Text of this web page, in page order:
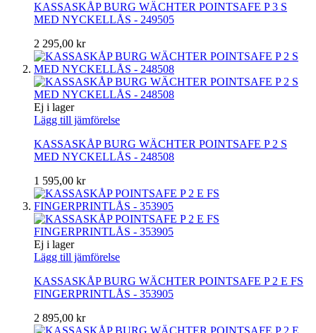
KASSASKÅP BURG WÄCHTER POINTSAFE P 3 S
MED NYCKELLÅS - 249505
2 295,00 kr
Ej i lager
Lägg till jämförelse
KASSASKÅP BURG WÄCHTER POINTSAFE P 2 S
MED NYCKELLÅS - 248508
1 595,00 kr
Ej i lager
Lägg till jämförelse
KASSASKÅP BURG WÄCHTER POINTSAFE P 2 E FS
FINGERPRINTLÅS - 353905
2 895,00 kr